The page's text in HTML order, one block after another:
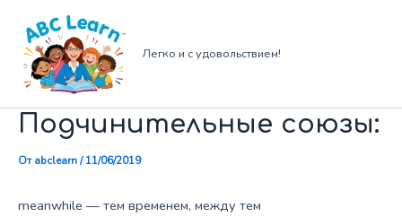
содержимому
Легко и с удовольствием!
Подчинительные союзы:
Отabclearn/11/06/2019
meanwhile — тем временем, между тем